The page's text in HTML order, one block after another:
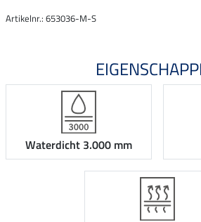
Artikelnr.: 653036-M-S
Waterdicht 3.000 mm